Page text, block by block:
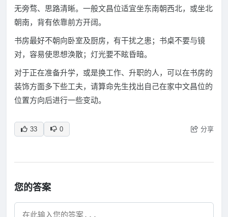
无旁骛、思路清晰。一般文昌位适宜坐东南朝西北，或坐北
朝南，背有依靠前方开阔。
书房最好不朝向卧室及厨房，有干扰之患；书桌不要与镜
对，容易使思想涣散；灯光要不眩昏暗。
对于正在准备升学，或是换工作、升职的人，可以在书房的
装饰方面多下些工夫，请算命先生找出自己在家中文昌位的
位置方向后进行一些变动。
33 0 分享
您的答案